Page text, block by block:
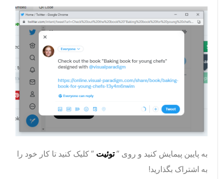
به پایین پیمایش کنید و روی ” توئیت” کلیک کنید تا کار خود را
به اشتراک بگذارید!